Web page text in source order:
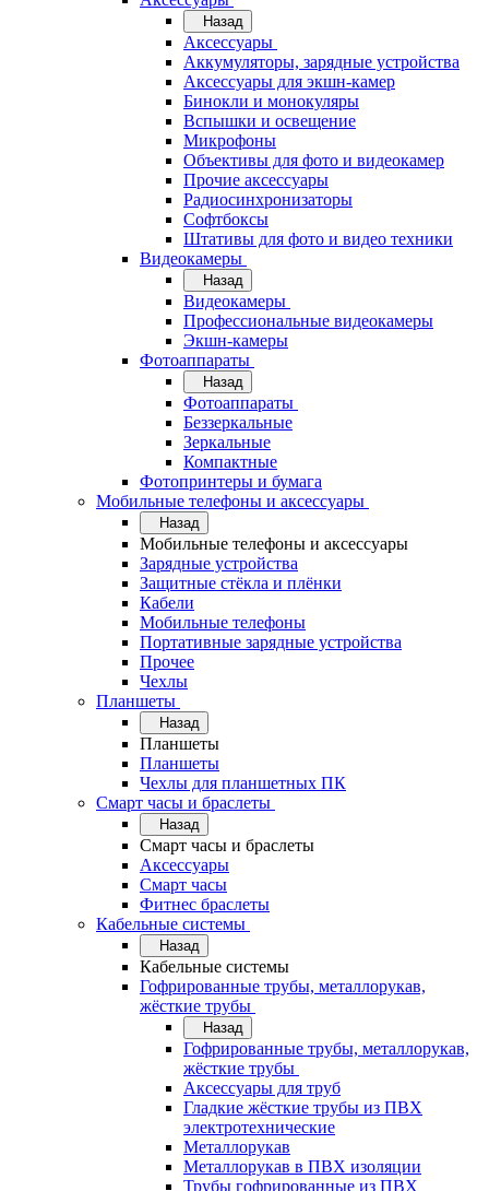
Назад
Аксессуары
Аккумуляторы, зарядные устройства
Аксессуары для экшн-камер
Бинокли и монокуляры
Вспышки и освещение
Микрофоны
Объективы для фото и видеокамер
Прочие аксессуары
Радиосинхронизаторы
Софтбоксы
Штативы для фото и видео техники
Видеокамеры
Назад
Видеокамеры
Профессиональные видеокамеры
Экшн-камеры
Фотоаппараты
Назад
Фотоаппараты
Беззеркальные
Зеркальные
Компактные
Фотопринтеры и бумага
Мобильные телефоны и аксессуары
Назад
Мобильные телефоны и аксессуары
Зарядные устройства
Защитные стёкла и плёнки
Кабели
Мобильные телефоны
Портативные зарядные устройства
Прочее
Чехлы
Планшеты
Назад
Планшеты
Планшеты
Чехлы для планшетных ПК
Смарт часы и браслеты
Назад
Смарт часы и браслеты
Аксессуары
Смарт часы
Фитнес браслеты
Кабельные системы
Назад
Кабельные системы
Гофрированные трубы, металлорукав,
жёсткие трубы
Назад
Гофрированные трубы, металлорукав,
жёсткие трубы
Аксессуары для труб
Гладкие жёсткие трубы из ПВХ
электротехнические
Металлорукав
Металлорукав в ПВХ изоляции
Трубы гофрированные из ПВХ